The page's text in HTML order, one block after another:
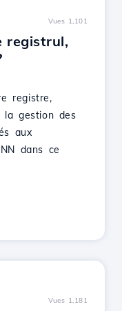
Vues 1,101
registrul,
registre,
la gestion des
aux
dans ce
Vues 1,181